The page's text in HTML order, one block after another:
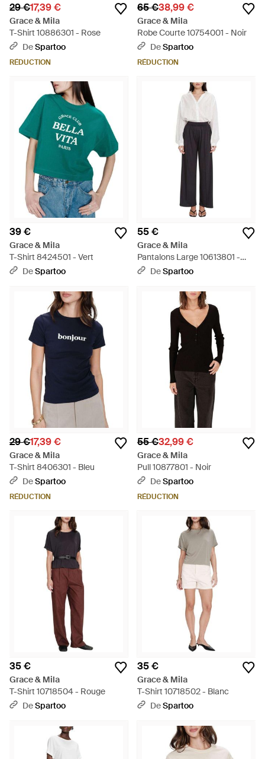
29 €17,39 €
Grace & Mila
T-Shirt 10886301 - Rose
DeSpartoo
RÉDUCTION
65 €38,99 €
Grace & Mila
Robe Courte 10754001 - Noir
DeSpartoo
RÉDUCTION
39 €
Grace & Mila
T-Shirt 8424501 - Vert
DeSpartoo
55 €
Grace & Mila
Pantalons Large 10613801 -
NoirDeSpartoo
29 €17,39 €
Grace & Mila
T-Shirt 8406301 - Bleu
DeSpartoo
RÉDUCTION
55 €32,99 €
Grace & Mila
Pull 10877801 - Noir
DeSpartoo
RÉDUCTION
35 €
Grace & Mila
T-Shirt 10718504 - Rouge
DeSpartoo
35 €
Grace & Mila
T-Shirt 10718502 - Blanc
DeSpartoo